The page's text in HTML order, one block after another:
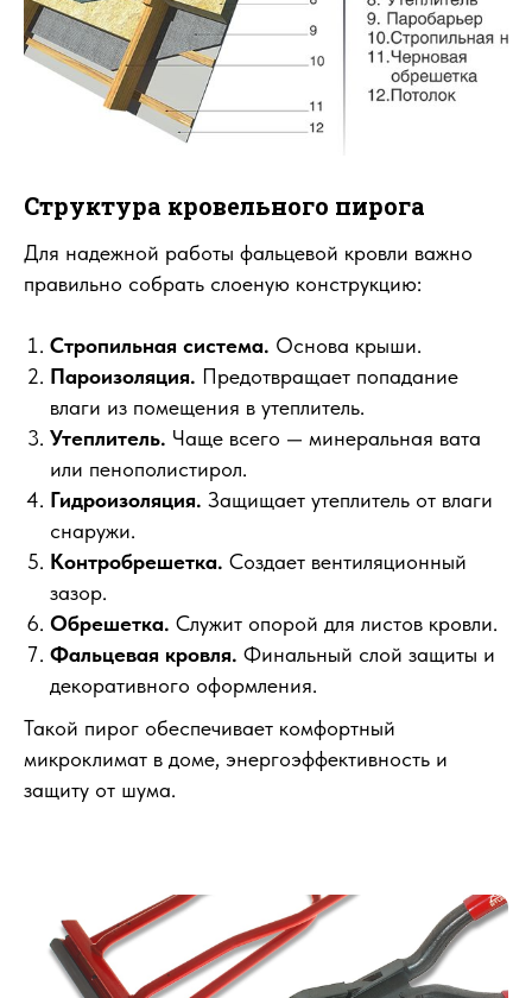
Структура кровельного пирога
Для надежной работы фальцевой кровли важно
правильно собрать слоеную конструкцию:
Стропильная система. Основа крыши.
Пароизоляция. Предотвращает попадание
влаги из помещения в утеплитель.
Утеплитель. Чаще всего — минеральная вата
или пенополистирол.
Гидроизоляция. Защищает утеплитель от влаги
снаружи.
Контробрешетка. Создает вентиляционный
зазор.
Обрешетка. Служит опорой для листов кровли.
Фальцевая кровля. Финальный слой защиты и
декоративного оформления.
Такой пирог обеспечивает комфортный
микроклимат в доме, энергоэффективность и
защиту от шума.